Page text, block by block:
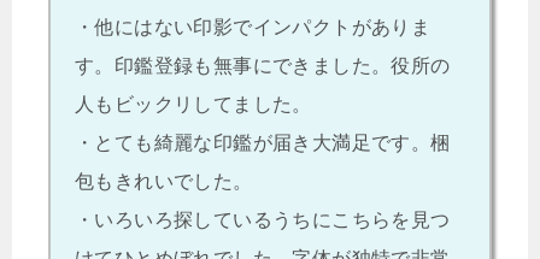
・他にはない印影でインパクトがありま
す。印鑑登録も無事にできました。役所の
人もビックリしてました。
・とても綺麗な印鑑が届き大満足です。梱
包もきれいでした。
・いろいろ探しているうちにこちらを見つ